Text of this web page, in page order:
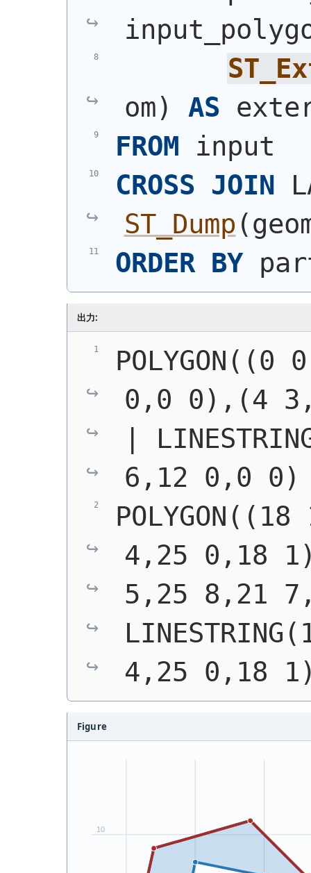
om) AS
FROM input
CROSS JOIN
ST_Dump (
ORDER BY
出力:
0,0 0),(4
|
6,12 0,0 0)
4,25 0,18
5,25 8,21
4,25 0,18
Figure